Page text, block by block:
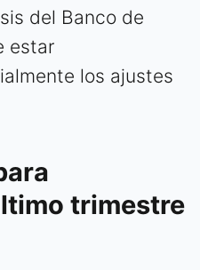
del Banco de
estar
los ajustes
trimestre